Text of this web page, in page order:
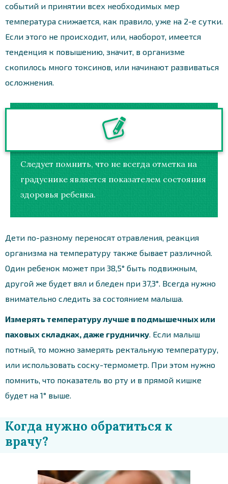
событий и принятии всех необходимых мер
температура снижается, как правило, уже на 2-е сутки.
Если этого не происходит, или, наоборот, имеется
тенденция к повышению, значит, в организме
скопилось много токсинов, или начинают развиваться
осложнения.
Следует помнить, что не всегда отметка на
градуснике является показателем состояния
здоровья ребенка.
Дети по-разному переносят отравления, реакция
организма на температуру также бывает различной.
Один ребенок может при 38,5° быть подвижным,
другой же будет вял и бледен при 37,3°. Всегда нужно
внимательно следить за состоянием малыша.
Измерять температуру лучше в подмышечных или
паховых складках, даже грудничку. Если малыш
потный, то можно замерять ректальную температуру,
или использовать соску-термометр. При этом нужно
помнить, что показатель во рту и в прямой кишке
будет на 1° выше.
Когда нужно обратиться к
врачу?